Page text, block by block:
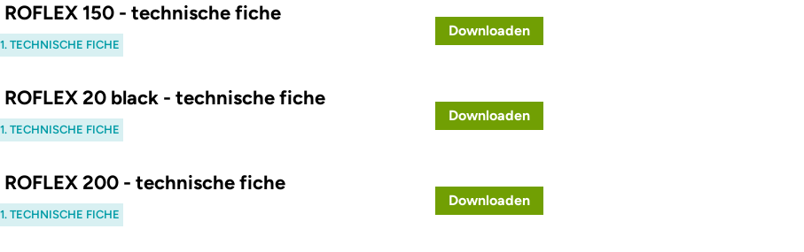
150 - technische fiche
TECHNISCHE FICHE
Downloaden
20 black - technische fiche
TECHNISCHE FICHE
Downloaden
200 - technische fiche
TECHNISCHE FICHE
Downloaden